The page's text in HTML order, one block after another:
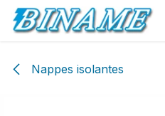
Se rendre au contenu
Nappes isolantes